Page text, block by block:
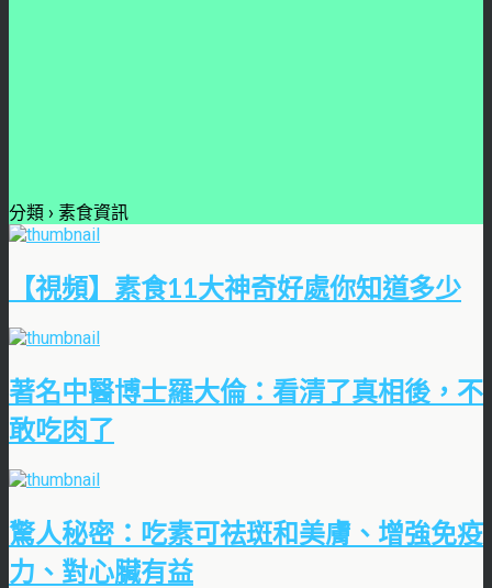
分類 › 素食資訊
【視頻】素食11大神奇好處你知道多少
著名中醫博士羅大倫：看清了真相後，不
敢吃肉了
驚人秘密：吃素可祛斑和美膚、增強免疫
力、對心臟有益